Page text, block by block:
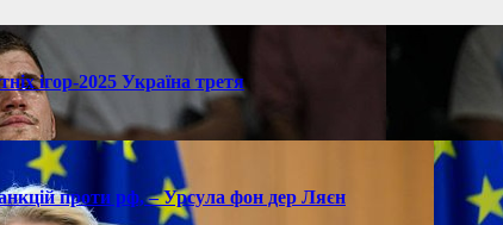
ігор-2025 Україна третя
проти рф, – Урсула фон дер Ляєн